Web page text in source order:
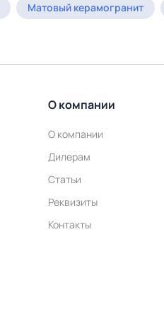
Матовый керамогранит
О компании
О компании
Дилерам
Статьи
Реквизиты
Контакты